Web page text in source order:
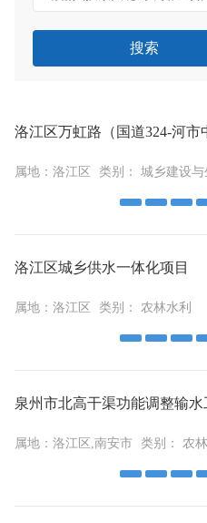
搜索
洛江区万虹路（国道324-河
属地： 洛江区 类别： 城乡建设与
洛江区城乡供水一体化项目
属地： 洛江区 类别： 农林水利
泉州市北高干渠功能调整输水
属地： 洛江区,南安市 类别： 农